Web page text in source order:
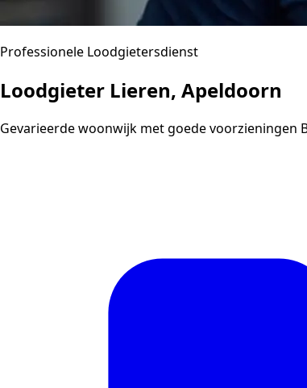
Professionele Loodgietersdienst
Loodgieter Lieren, Apeldoorn
Gevarieerde woonwijk met goede voorzieningen